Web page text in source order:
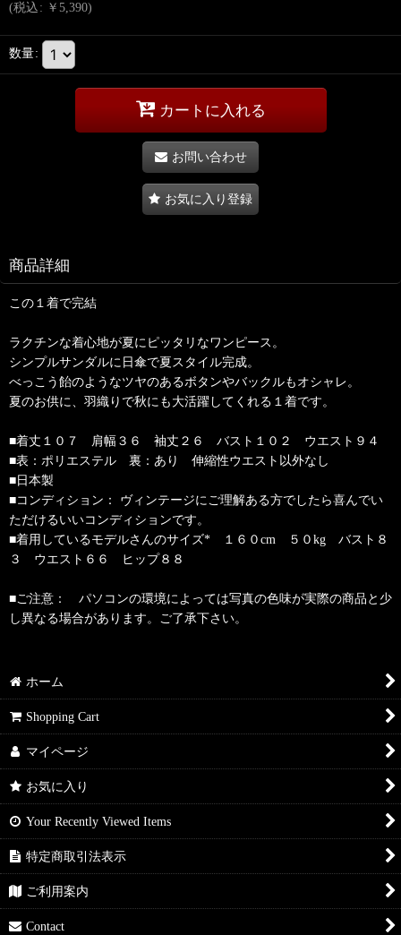
(税込: ￥5,390)
数量:
カートに入れる
お問い合わせ
お気に入り登録
商品詳細
この１着で完結
ラクチンな着心地が夏にピッタリなワンピース。
シンプルサンダルに日傘で夏スタイル完成。
べっこう飴のようなツヤのあるボタンやバックルもオシャレ。
夏のお供に、羽織りで秋にも大活躍してくれる１着です。
■着丈１０７ 肩幅３６ 袖丈２６ バスト１０２ ウエスト９４
■表：ポリエステル 裏：あり 伸縮性ウエスト以外なし
■日本製
■コンディション： ヴィンテージにご理解ある方でしたら喜んでい
ただけるいいコンディションです。
■着用しているモデルさんのサイズ* １６０cm ５０kg バスト８
３ ウエスト６６ ヒップ８８
■ご注意： パソコンの環境によっては写真の色味が実際の商品と少
し異なる場合があります。ご了承下さい。
ホーム
Shopping Cart
マイページ
お気に入り
Your Recently Viewed Items
特定商取引法表示
ご利用案内
Contact